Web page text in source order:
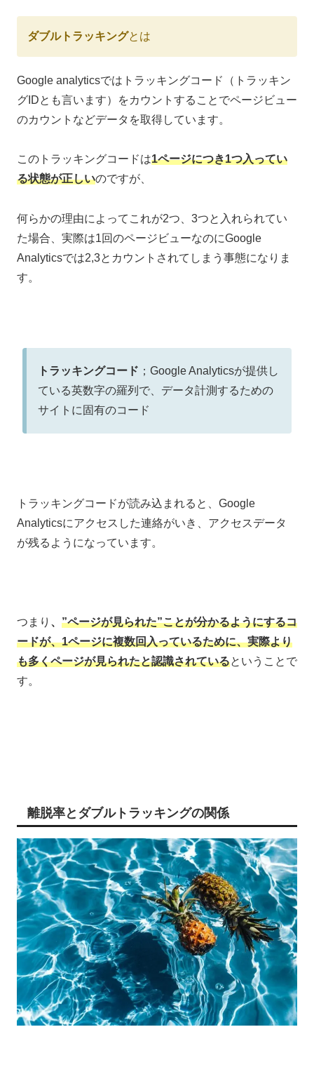
ダブルトラッキングとは
Google analyticsではトラッキングコード（トラッキン
グIDとも言います）をカウントすることでページビュー
のカウントなどデータを取得しています。
このトラッキングコードは1ページにつき1つ入ってい
る状態が正しいのですが、
何らかの理由によってこれが2つ、3つと入れられてい
た場合、実際は1回のページビューなのにGoogle
Analyticsでは2,3とカウントされてしまう事態になりま
す。
トラッキングコード ；Google Analyticsが提供し
ている英数字の羅列で、データ計測するための
サイトに固有のコード
トラッキングコードが読み込まれると、Google
Analyticsにアクセスした連絡がいき、アクセスデータ
が残るようになっています。
つまり 、 ”ページが見られた”ことが分かるようにするコ
ードが、1ページに複数回入っているために、実際より
も多くページが見られたと認識されているということで
す。
離脱率とダブルトラッキングの関係